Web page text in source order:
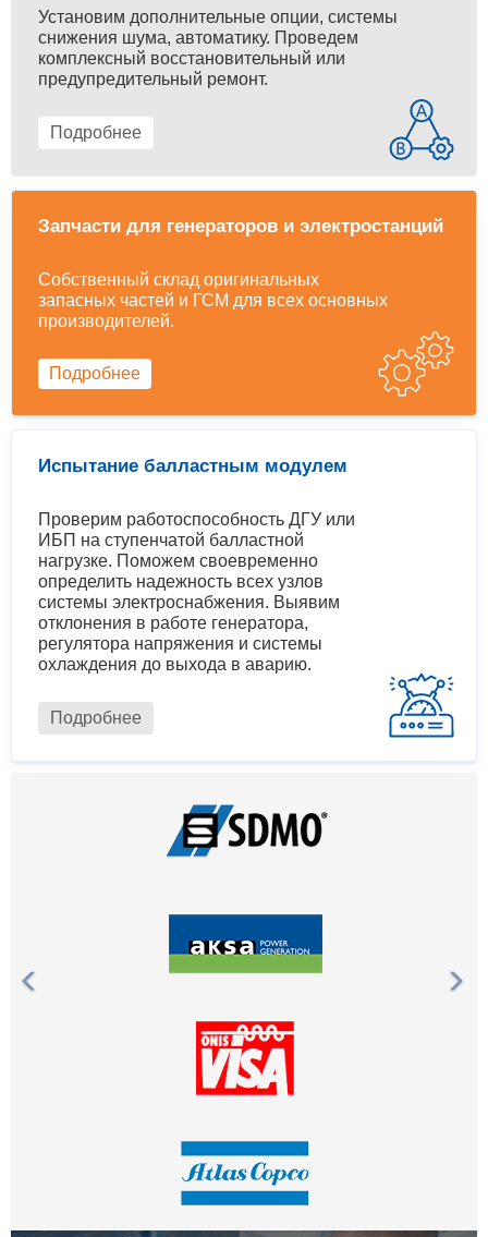
Установим дополнительные опции, системы
снижения шума, автоматику. Проведем
комплексный восстановительный или
предупредительный ремонт.
Подробнее
Запчасти для генераторов и электростанций
Собственный склад оригинальных
запасных частей и ГСМ для всех основных
производителей.
Подробнее
Испытание балластным модулем
Проверим работоспособность ДГУ или
ИБП на ступенчатой балластной
нагрузке. Поможем своевременно
определить надежность всех узлов
системы электроснабжения. Выявим
отклонения в работе генератора,
регулятора напряжения и системы
охлаждения до выхода в аварию.
Подробнее